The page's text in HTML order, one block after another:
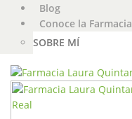
Blog
Conoce la Farmacia
SOBRE MÍ